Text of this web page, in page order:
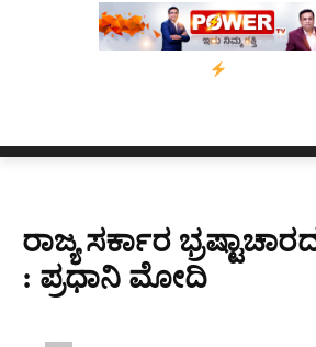
ನ್ಯೂಸ್ ಕಾರ್ಪ್‌ಗೆ ಎಐಯಿಂದ
ರಾಜ್ಯ ಸರ್ಕಾರ
: ಪ್ರಧಾನಿ ಮೋದಿ